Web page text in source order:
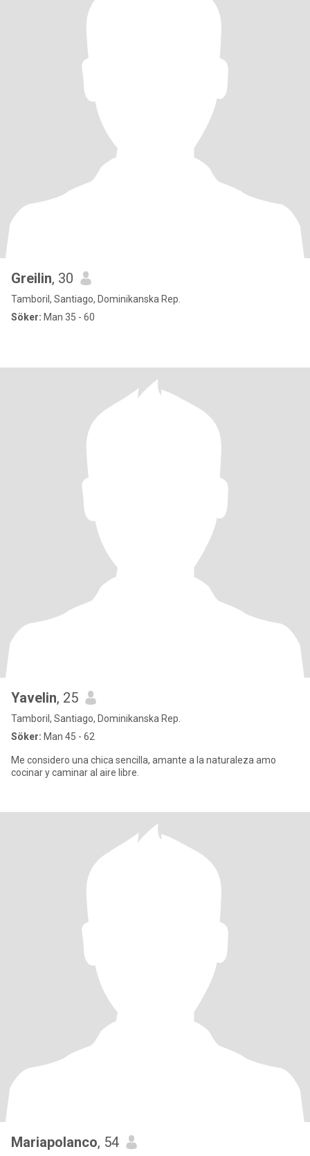
Greilin, 30
Tamboril, Santiago, Dominikanska Rep.
Söker: Man 35 - 60
Yavelin, 25
Tamboril, Santiago, Dominikanska Rep.
Söker: Man 45 - 62
Me considero una chica sencilla, amante a la naturaleza amo
cocinar y caminar al aire libre.
Mariapolanco, 54